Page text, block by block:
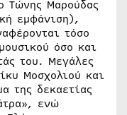
Τώνης Μαρούδας
εμφάνιση),
τόσο
όσο και
του. Μεγάλες
Μοσχολιού και
της δεκαετίας
ενώ